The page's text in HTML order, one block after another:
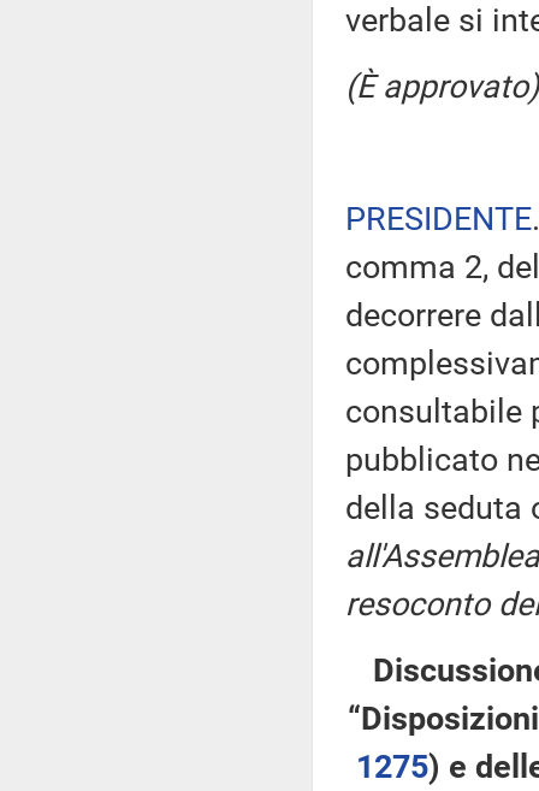
verbale si
(È approvato)
PRESIDENTE
comma 2,
decorrere
consultabile
pubblicato
della seduta
resoconto
1275​) e